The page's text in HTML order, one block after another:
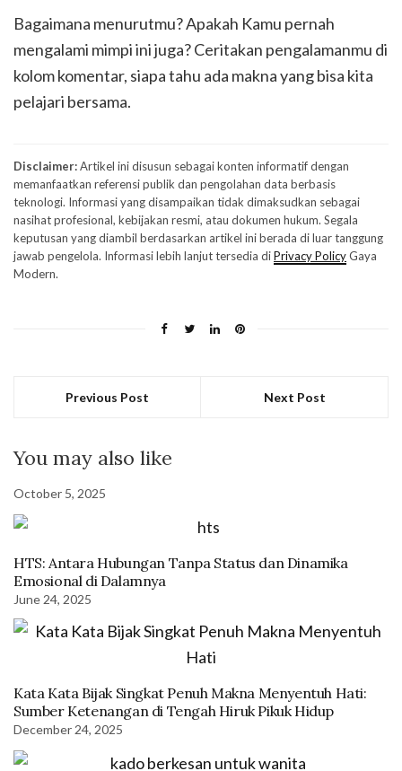
Bagaimana menurutmu? Apakah Kamu pernah
mengalami mimpi ini juga? Ceritakan pengalamanmu di
kolom komentar, siapa tahu ada makna yang bisa kita
pelajari bersama.
Disclaimer:Artikel ini disusun sebagai konten informatif dengan
memanfaatkan referensi publik dan pengolahan data berbasis
teknologi. Informasi yang disampaikan tidak dimaksudkan sebagai
nasihat profesional, kebijakan resmi, atau dokumen hukum. Segala
keputusan yang diambil berdasarkan artikel ini berada di luar tanggung
jawab pengelola. Informasi lebih lanjut tersedia diPrivacy PolicyGaya
Modern.
Previous Post Next Post
You may also like
October 5, 2025
HTS: Antara Hubungan Tanpa Status dan Dinamika
Emosional di Dalamnya
June 24, 2025
Kata Kata Bijak Singkat Penuh Makna Menyentuh Hati:
Sumber Ketenangan di Tengah Hiruk Pikuk Hidup
December 24, 2025